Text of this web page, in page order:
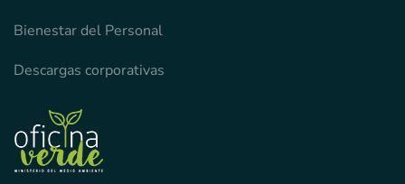
Bienestar del Personal
Descargas corporativas